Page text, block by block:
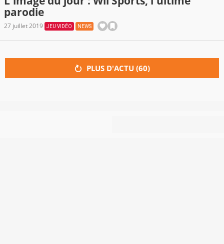
parodie
27 juillet 2019 JEU VIDÉO NEWS
PLUS D'ACTU (60)